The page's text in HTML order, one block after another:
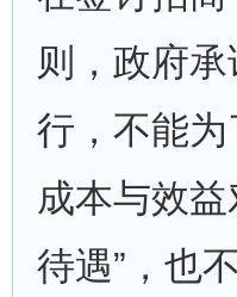
则，政府
行，不能
成本与效
待遇”，也